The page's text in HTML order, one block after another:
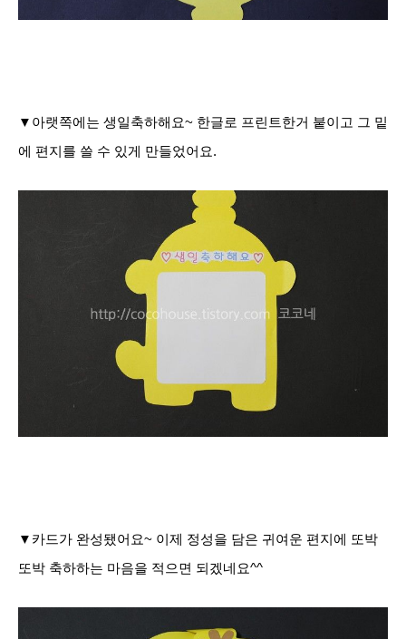
▼아랫쪽에는 생일축하해요~ 한글로 프린트한거 붙이고 그 밑
에 편지를 쓸 수 있게 만들었어요.
▼카드가 완성됐어요~ 이제 정성을 담은 귀여운 편지에 또박
또박 축하하는 마음을 적으면 되겠네요^^